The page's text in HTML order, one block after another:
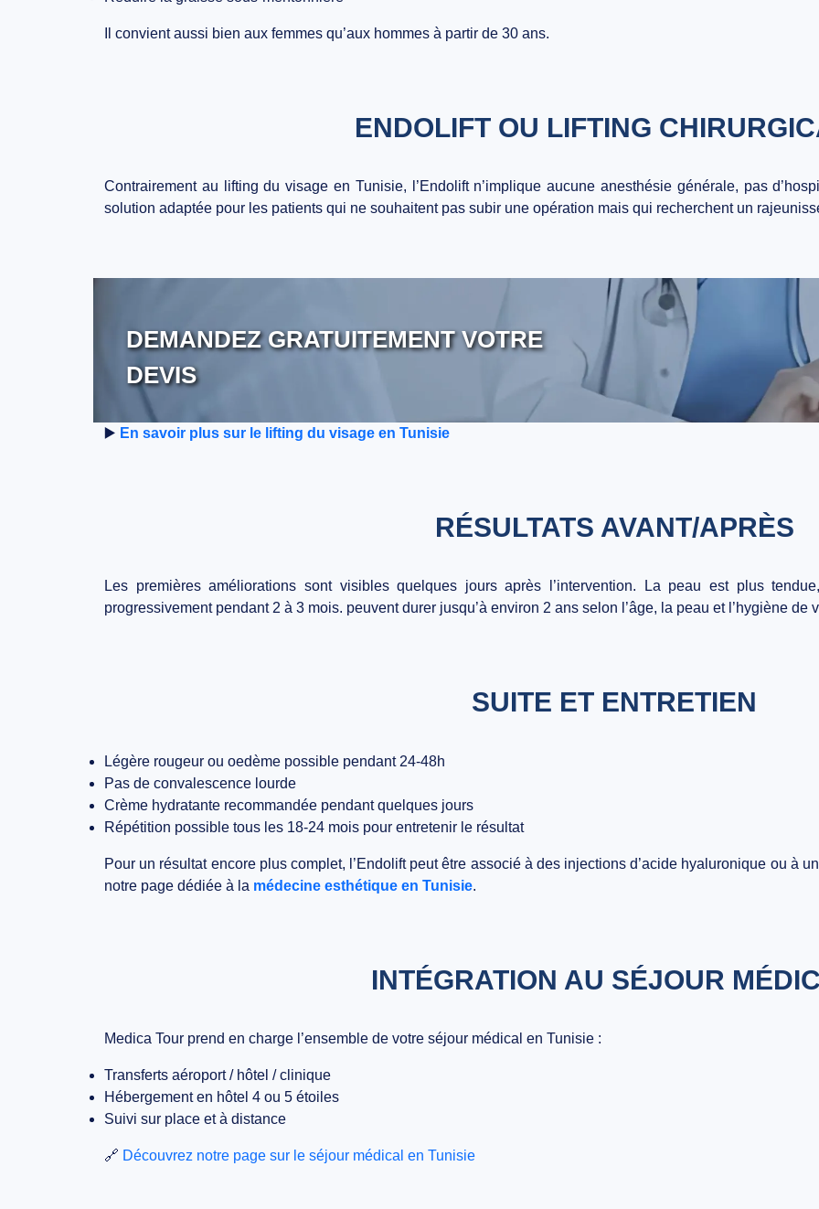
Il convient aussi bien aux femmes qu’aux hommes à partir de 30 ans.
ENDOLIFT OU LIFTING
Contrairement au lifting du visage en Tunisie, l’Endolift n’implique aucune anesthésie générale, pas
solution adaptée pour les patients qui ne souhaitent pas subir une opération mais qui recherchent un
DEMANDEZ GRATUITEMENT VOTRE
DEVIS
▶️ En savoir plus sur le lifting du visage en Tunisie
RÉSULTATS AVANT/APRÈS
Les premières améliorations sont visibles quelques jours après l’intervention. La peau est plus
progressivement pendant 2 à 3 mois. peuvent durer jusqu’à environ 2 ans selon l’âge, la peau et l’hygiène de
SUITE ET ENTRETIEN
Légère rougeur ou oedème possible pendant 24-48h
Pas de convalescence lourde
Crème hydratante recommandée pendant quelques jours
Répétition possible tous les 18-24 mois pour entretenir le résultat
Pour un résultat encore plus complet, l’Endolift peut être associé à des injections d’acide hyaluronique ou à un
notre page dédiée à la médecine esthétique en Tunisie.
INTÉGRATION AU SÉJOUR
Medica Tour prend en charge l’ensemble de votre séjour médical en Tunisie :
Transferts aéroport / hôtel / clinique
Hébergement en hôtel 4 ou 5 étoiles
Suivi sur place et à distance
🔗 Découvrez notre page sur le séjour médical en Tunisie